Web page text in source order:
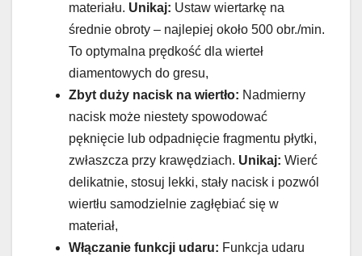
materiału. Unikaj: Ustaw wiertarkę na
średnie obroty – najlepiej około 500 obr./min.
To optymalna prędkość dla wierteł
diamentowych do gresu,
Zbyt duży nacisk na wiertło: Nadmierny
nacisk może niestety spowodować
pęknięcie lub odpadnięcie fragmentu płytki,
zwłaszcza przy krawędziach. Unikaj: Wierć
delikatnie, stosuj lekki, stały nacisk i pozwól
wiertłu samodzielnie zagłębiać się w
materiał,
Włączanie funkcji udaru: Funkcja udaru